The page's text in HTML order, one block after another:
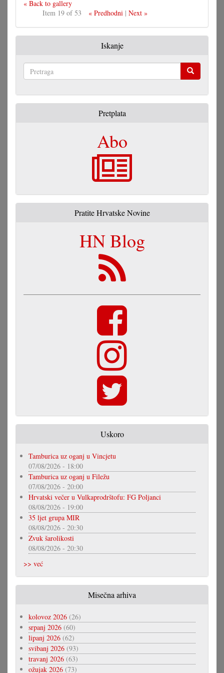
« Back to gallery
Item 19 of 53
« Predhodni| Next »
Iskanje
Pretplata
Abo
Pratite Hrvatske Novine
HN Blog
Uskoro
Tamburica uz oganj u Vincjetu
07/08/2026 - 18:00
Tamburica uz oganj u Filežu
07/08/2026 - 20:00
Hrvatski večer u Vulkaprodrštofu: FG Poljanci
08/08/2026 - 19:00
35 ljet grupa MIR
08/08/2026 - 20:30
Zvuk šarolikosti
08/08/2026 - 20:30
>> već
Misečna arhiva
kolovoz 2026 (26)
srpanj 2026 (60)
lipanj 2026 (62)
svibanj 2026 (93)
travanj 2026 (63)
ožujak 2026 (73)